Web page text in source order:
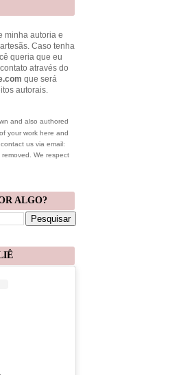
minha autoria e
Caso tenha
queria que eu
através do
que será
autorais.
and also authored
your work here and
us via email:
removed. We respect
ALGO?